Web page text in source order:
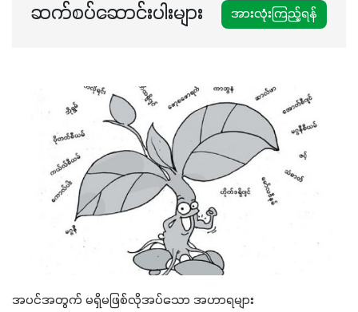
ဆက်စပ်ဆောင်းပါးများ အားလုံးကြည့်ရန်
အပင်အတွက် မရှိမဖြစ်လိုအပ်သော အဟာရများ